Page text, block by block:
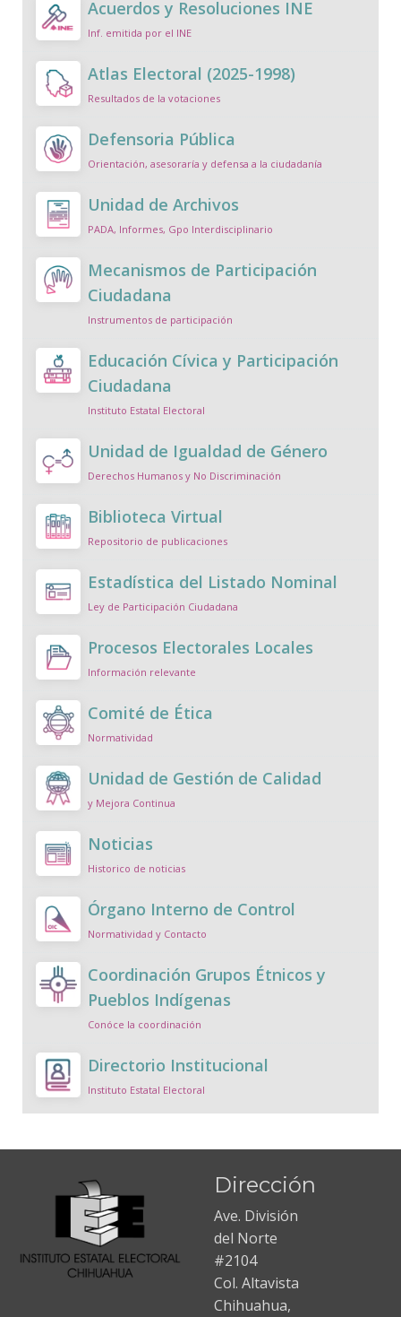
Acuerdos y Resoluciones INE
Inf. emitida por el INE
Atlas Electoral (2025-1998)
Resultados de la votaciones
Defensoria Pública
Orientación, asesoraría y defensa a la ciudadanía
Unidad de Archivos
PADA, Informes, Gpo Interdisciplinario
Mecanismos de Participación
Ciudadana
Instrumentos de participación
Educación Cívica y Participación
Ciudadana
Instituto Estatal Electoral
Unidad de Igualdad de Género
Derechos Humanos y No Discriminación
Biblioteca Virtual
Repositorio de publicaciones
Estadística del Listado Nominal
Ley de Participación Ciudadana
Procesos Electorales Locales
Información relevante
Comité de Ética
Normatividad
Unidad de Gestión de Calidad
y Mejora Continua
Noticias
Historico de noticias
Órgano Interno de Control
Normatividad y Contacto
Coordinación Grupos Étnicos y
Pueblos Indígenas
Conóce la coordinación
Directorio Institucional
Instituto Estatal Electoral
Dirección
Ave. División
del Norte
#2104
Col. Altavista
Chihuahua,